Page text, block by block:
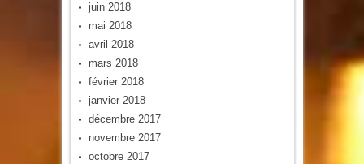
juin 2018
mai 2018
avril 2018
mars 2018
février 2018
janvier 2018
décembre 2017
novembre 2017
octobre 2017